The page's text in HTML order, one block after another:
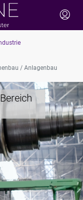
/ Anlagenbau